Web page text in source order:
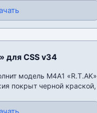
для CSS v34
модель M4A1 «R.T.AK»
покрыт черной краской,